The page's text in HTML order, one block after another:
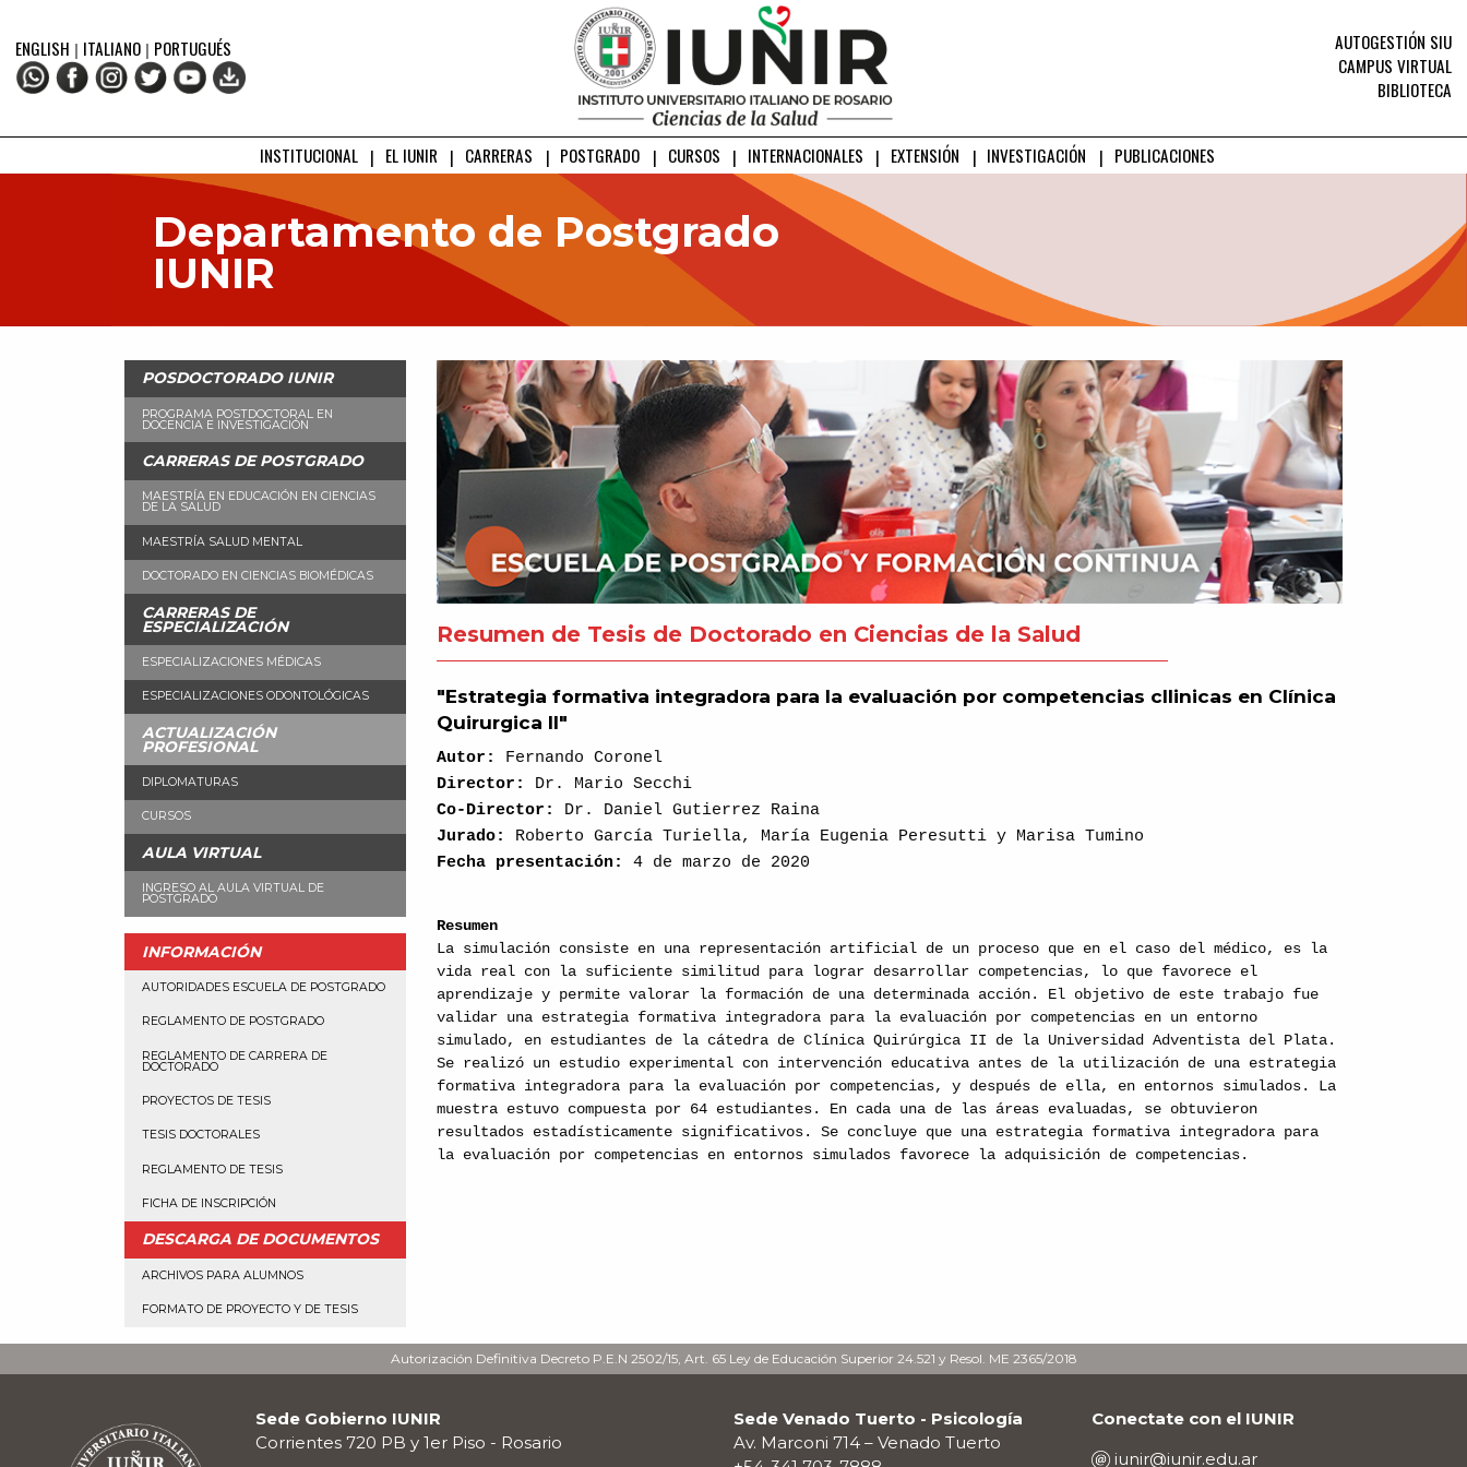
ENGLISH | ITALIANO | PORTUGUÉS
AUTOGESTIÓN SIU
CAMPUS VIRTUAL
BIBLIOTECA
INSTITUCIONAL EL IUNIR CARRERAS POSTGRADO CURSOS INTERNACIONALES EXTENSIÓN INVESTIGACIÓN PUBLICACIONES
Departamento de Postgrado
IUNIR
POSDOCTORADO IUNIR
PROGRAMA POSTDOCTORAL EN
DOCENCIA E INVESTIGACIÓN
CARRERAS DE POSTGRADO
MAESTRÍA EN EDUCACIÓN EN CIENCIAS
DE LA SALUD
MAESTRÍA SALUD MENTAL
DOCTORADO EN CIENCIAS BIOMÉDICAS
CARRERAS DE
ESPECIALIZACIÓN
ESPECIALIZACIONES MÉDICAS
ESPECIALIZACIONES ODONTOLÓGICAS
ACTUALIZACIÓN
PROFESIONAL
DIPLOMATURAS
CURSOS
AULA VIRTUAL
INGRESO AL AULA VIRTUAL DE
POSTGRADO
INFORMACIÓN
AUTORIDADES ESCUELA DE POSTGRADO
REGLAMENTO DE POSTGRADO
REGLAMENTO DE CARRERA DE
DOCTORADO
PROYECTOS DE TESIS
TESIS DOCTORALES
REGLAMENTO DE TESIS
FICHA DE INSCRIPCIÓN
DESCARGA DE DOCUMENTOS
ARCHIVOS PARA ALUMNOS
FORMATO DE PROYECTO Y DE TESIS
Resumen de Tesis de Doctorado en Ciencias de la Salud
"Estrategia formativa integradora para la evaluación por competencias cllinicas en Clínica
Quirurgica II"
Autor: Fernando Coronel
Director: Dr. Mario Secchi
Co-Director: Dr. Daniel Gutierrez Raina
Jurado: Roberto García Turiella, María Eugenia Peresutti y Marisa Tumino
Fecha presentación:4 de marzo de 2020
Resumen
La simulación consiste en una representación artificial de un proceso que en el caso del médico, es la
vida real con la suficiente similitud para lograr desarrollar competencias, lo que favorece el
aprendizaje y permite valorar la formación de una determinada acción. El objetivo de este trabajo fue
validar una estrategia formativa integradora para la evaluación por competencias en un entorno
simulado, en estudiantes de la cátedra de Clínica Quirúrgica II de la Universidad Adventista del Plata.
Se realizó un estudio experimental con intervención educativa antes de la utilización de una estrategia
formativa integradora para la evaluación por competencias, y después de ella, en entornos simulados. La
muestra estuvo compuesta por 64 estudiantes. En cada una de las áreas evaluadas, se obtuvieron
resultados estadísticamente significativos. Se concluye que una estrategia formativa integradora para
la evaluación por competencias en entornos simulados favorece la adquisición de competencias.
Autorización Definitiva Decreto P.E.N 2502/15, Art. 65 Ley de Educación Superior 24.521 y Resol. ME 2365/2018
Sede Gobierno IUNIR
Corrientes 720 PB y 1er Piso - Rosario
Sede Venado Tuerto - Psicología
Av. Marconi 714 – Venado Tuerto
Conectate con el IUNIR
iunir@iunir.edu.ar